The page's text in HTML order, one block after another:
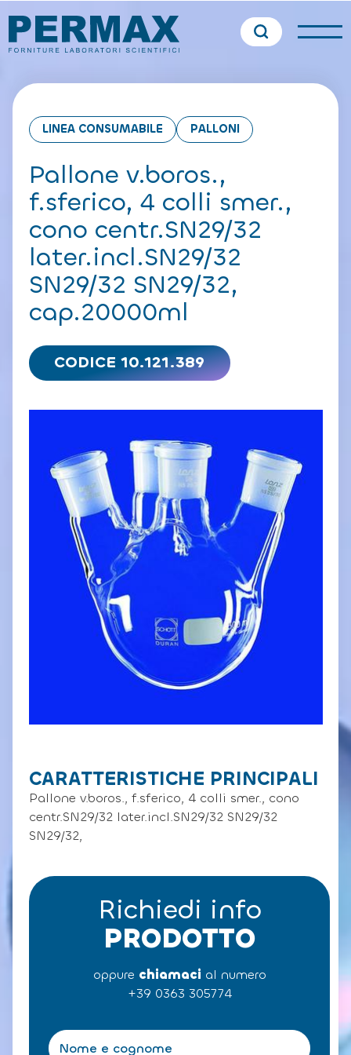
LINEA CONSUMABILE PALLONI
Pallone v.boros.,
f.sferico, 4 colli smer.,
cono centr.SN29/32
later.incl.SN29/32
SN29/32 SN29/32,
cap.20000ml
CODICE 10.121.389
CARATTERISTICHE PRINCIPALI
Pallone v.boros., f.sferico, 4 colli smer., cono
centr.SN29/32 later.incl.SN29/32 SN29/32
SN29/32,
Richiedi info
PRODOTTO
oppure chiamaci al numero
+39 0363 305774
N